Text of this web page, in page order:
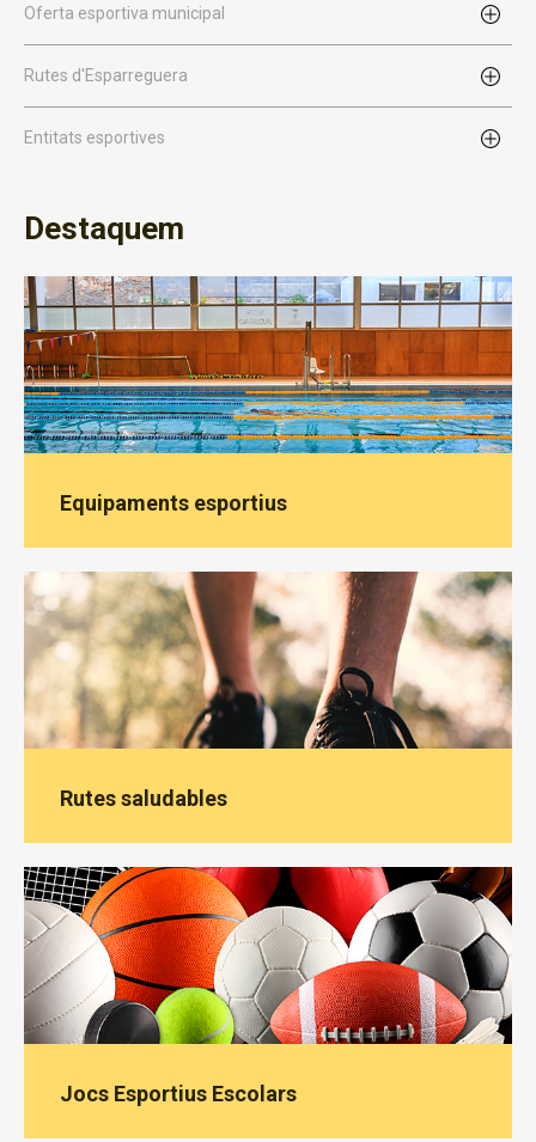
Oferta esportiva municipal
Rutes d'Esparreguera
Entitats esportives
Destaquem
Equipaments esportius
Rutes saludables
Jocs Esportius Escolars